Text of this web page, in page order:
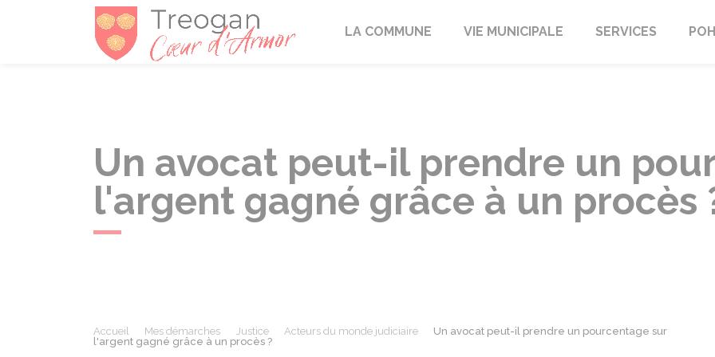
TréoganLA COMMUNE VIE MUNICIPALE SERVICES
Un avocat peut-il prendre un
l'argent gagné grâce à un procès
Accueil Mes démarches Justice Acteurs du monde judiciaire
Un avocat peut-il prendre un pourcentage sur
l'argent gagné grâce à un procès ?